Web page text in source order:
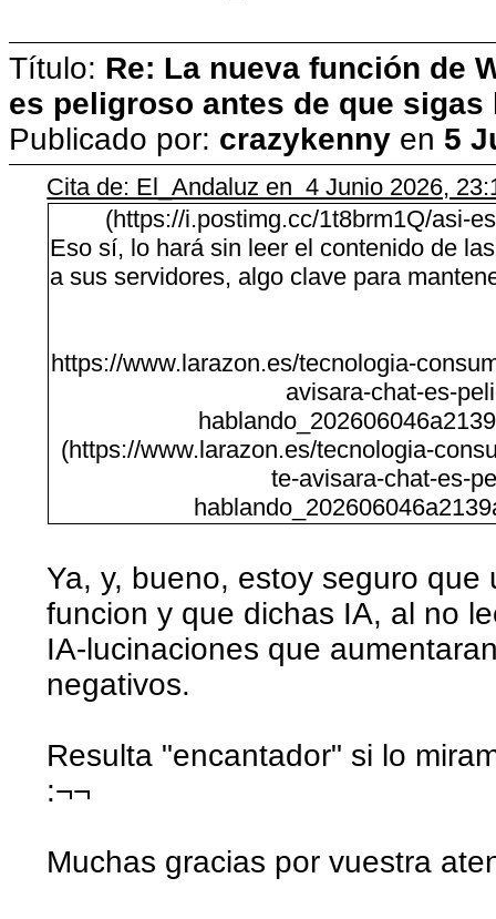
Título: Re: La nueva función de
es peligroso antes de que sigas
Publicado por: crazykenny en 5
Cita de: El_Andaluz en 4 Junio 2026,
(https://i.postimg.cc/1t8brm1Q/asi-
Eso sí, lo hará sin leer el contenido de
a sus servidores, algo clave para
https://www.larazon.es/tecnologia-
avisara-chat-es-
(https://www.larazon.es/tecnologia-
te-avisara-chat-es-
Ya, y, bueno, estoy seguro
funcion y que dichas IA, al no
IA-lucinaciones que
negativos.
Resulta "encantador" si lo
:¬¬
Muchas gracias por vuestra